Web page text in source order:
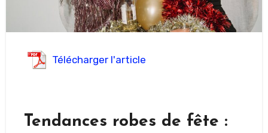
Télécharger l'article
Tendances robes de fête :